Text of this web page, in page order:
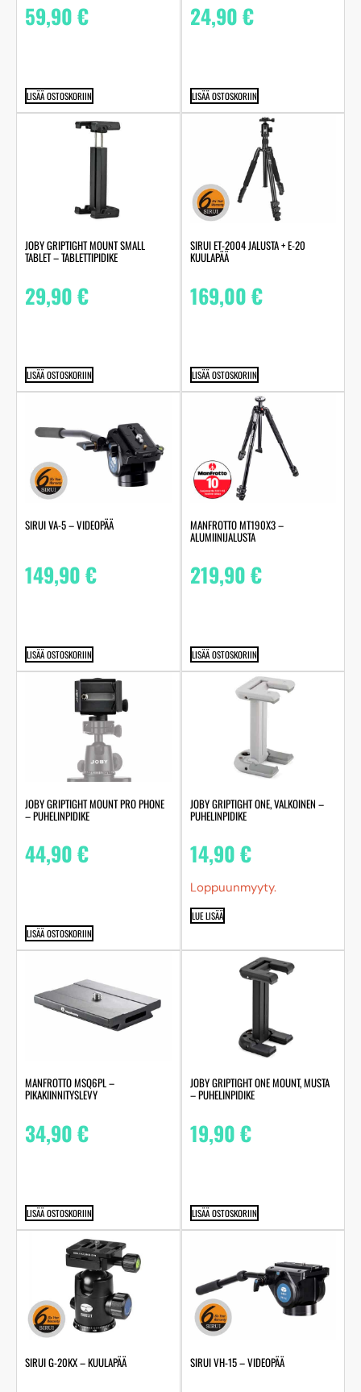
59,90€
LISÄÄ OSTOSKORIIN
24,90€
LISÄÄ OSTOSKORIIN
JOBY GRIPTIGHT MOUNT SMALL
TABLET – TABLETTIPIDIKE
29,90€
LISÄÄ OSTOSKORIIN
SIRUI ET-2004 JALUSTA + E-20
KUULAPÄÄ
169,00€
LISÄÄ OSTOSKORIIN
SIRUI VA-5 – VIDEOPÄÄ
149,90€
LISÄÄ OSTOSKORIIN
MANFROTTO MT190X3 –
ALUMIINIJALUSTA
219,90€
LISÄÄ OSTOSKORIIN
JOBY GRIPTIGHT MOUNT PRO PHONE
– PUHELINPIDIKE
44,90€
LISÄÄ OSTOSKORIIN
JOBY GRIPTIGHT ONE, VALKOINEN –
PUHELINPIDIKE
14,90€
Loppuunmyyty.
LUE LISÄÄ
MANFROTTO MSQ6PL –
PIKAKIINNITYSLEVY
34,90€
LISÄÄ OSTOSKORIIN
JOBY GRIPTIGHT ONE MOUNT, MUSTA
– PUHELINPIDIKE
19,90€
LISÄÄ OSTOSKORIIN
SIRUI G-20KX – KUULAPÄÄ SIRUI VH-15 – VIDEOPÄÄ